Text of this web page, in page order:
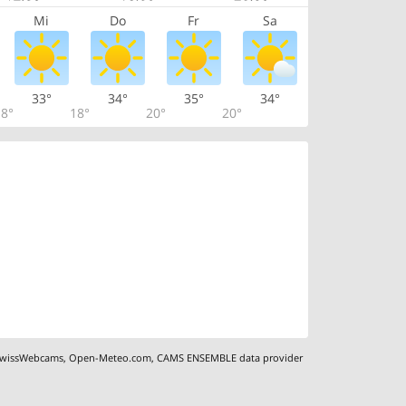
Mi Do Fr Sa
33°
18°
34°
20°
35°
20°
34°
,Open-Meteo.com,CAMS ENSEMBLE data provider